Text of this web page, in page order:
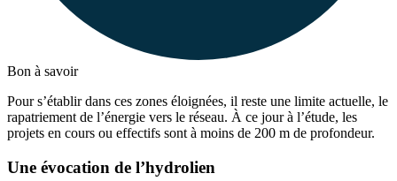
Bon à savoir
Pour s’établir dans ces zones éloignées, il reste une limite actuelle, le
rapatriement de l’énergie vers le réseau. À ce jour à l’étude, les
projets en cours ou effectifs sont à moins de 200 m de profondeur.
Une évocation de l’hydrolien